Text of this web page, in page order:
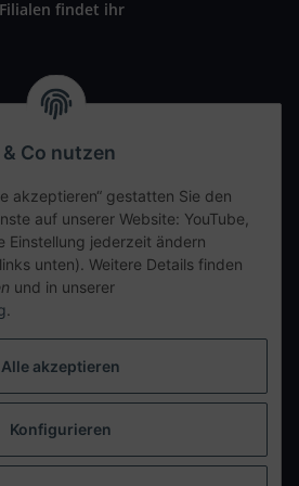
findet ihr
Besuch. Bitte beachtet die
widerrufen
Co nutzen
akzeptieren“ gestatten Sie den
auf unserer Website: YouTube,
Einstellung jederzeit ändern
unten). Weitere Details finden
und in unserer
.
Alle akzeptieren
Konfigurieren